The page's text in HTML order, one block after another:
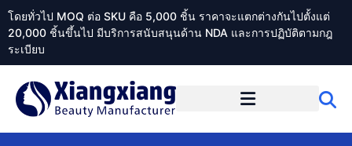
โดยทั่วไป MOQ ต่อ SKU คือ 5,000 ชิ้น ราคาจะแตกต่างกันไปตั้งแต่
20,000 ชิ้นขึ้นไป มีบริการสนับสนุนด้าน NDA และการปฏิบัติตามกฎ
ระเบียบ